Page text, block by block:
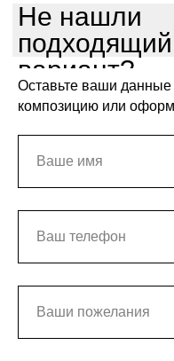
Не нашли
подходящий
вариант?
Оставьте ваши
композицию или